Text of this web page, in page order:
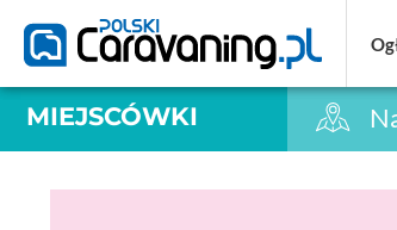
MIEJSCÓWKI